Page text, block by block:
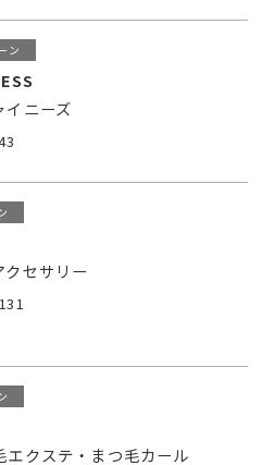
ン
イニーズ
クセサリー
エクステ・まつ毛カール